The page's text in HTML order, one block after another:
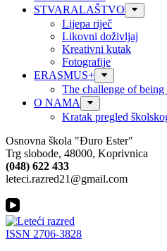
STVARALAŠTVO
Lijepa riječ
Likovni doživljaj
Kreativni kutak
Fotografije
ERASMUS+
The challenge of being
O NAMA
Kratak pregled
Osnovna škola "Đuro Ester"
Trg slobode, 48000, Koprivnica
(048) 622 433
leteci.razred21@gmail.com
ISSN 2706-3828